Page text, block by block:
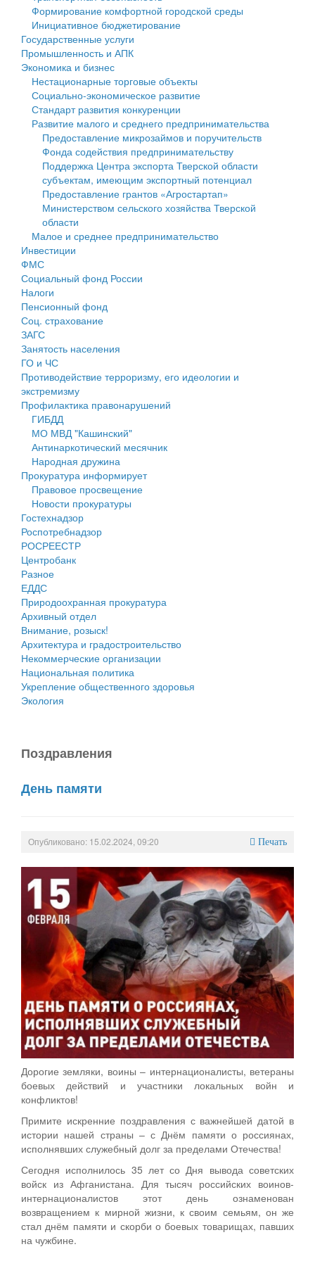
Государственные услуги
Промышленность и АПК
Экономика и бизнес
Символика
Устав
Гостям округа
Туризм
Культура
Образование
Здравоохранение
Социальная защита
Фотоальбом
муниципального округа Тверской области
Администрация Кашинского муниципального округа
Тверской области
Управление сельскими территориями
Открытые данные
Работа с обращениями граждан
Муниципальный контроль
Муниципальные услуги
Проекты административных регламентов
Антимонопольный комплаенс
Противодействие коррупции
Финансовое управление
Бюджет для граждан
Имущество
Выявление правообладателей ранее учтенных
объектов недвижимости
Имущественная поддержка субъектов малого и
среднего предпринимательства
Информационная поддержка субъектов малого и
среднего предпринимательства
Муниципальные программы
Контрольно-счетная палата
Персональные данные
Оценка регулирующего воздействия
Деятельность МУ
Нормативы градостроительного проектирования
Правила землепользования и застройки
Генеральные планы
Проекты планировки территории
Собрание депутатов
Городское поселение
Сельские поселения
Формирование комфортной городской среды
Инициативное бюджетирование
Государственные услуги
Промышленность и АПК
Экономика и бизнес
Нестационарные торговые объекты
Социально-экономическое развитие
Стандарт развития конкуренции
Развитие малого и среднего предпринимательства
Предоставление микрозаймов и поручительств
Фонда содействия предпринимательству
Поддержка Центра экспорта Тверской области
субъектам, имеющим экспортный потенциал
Предоставление грантов «Агростартап»
Министерством сельского хозяйства Тверской
области
Малое и среднее предпринимательство
Инвестиции
ФМС
Социальный фонд России
Налоги
Пенсионный фонд
Соц. страхование
ЗАГС
Занятость населения
ГО и ЧС
Противодействие терроризму, его идеологии и
экстремизму
Профилактика правонарушений
ГИБДД
МО МВД "Кашинский"
Антинаркотический месячник
Народная дружина
Прокуратура информирует
Правовое просвещение
Новости прокуратуры
Гостехнадзор
Роспотребнадзор
РОСРЕЕСТР
Центробанк
Разное
ЕДДС
Природоохранная прокуратура
Архивный отдел
Внимание, розыск!
Архитектура и градостроительство
Некоммерческие организации
Национальная политика
Укрепление общественного здоровья
Экология
Поздравления
День памяти
Опубликовано: 15.02.2024, 09:20 Печать
Дорогие земляки, воины – интернационалисты, ветераны
боевых действий и участники локальных войн и
конфликтов!
Примите искренние поздравления с важнейшей датой в
истории нашей страны – с Днём памяти о россиянах,
исполнявших служебный долг за пределами Отечества!
Сегодня исполнилось 35 лет со Дня вывода советских
войск из Афганистана. Для тысяч российских воинов-
интернационалистов этот день ознаменован
возвращением к мирной жизни, к своим семьям, он же
стал днём памяти и скорби о боевых товарищах, павших
на чужбине.